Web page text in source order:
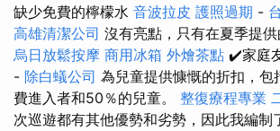
缺少免費的檸檬水 音波拉皮 護照過期 -
高雄清潔公司 沒有亮點，只有在夏季提供
烏日放鬆按摩 商用冰箱 外燴茶點 ✔️家庭
- 除白蟻公司 為兒童提供慷慨的折扣，
費進入者和50％的兒童。 整復療程專業
次巡遊都有其他優勢和劣勢，因此我編制